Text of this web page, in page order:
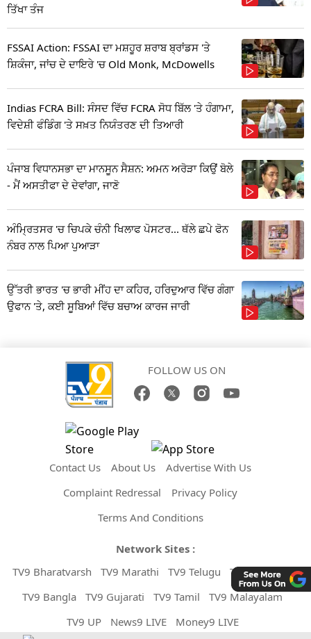
ਤਿੱਖਾ ਤੰਜ
FSSAI Action: FSSAI ਦਾ ਮਸ਼ਹੂਰ ਸ਼ਰਾਬ ਬ੍ਰਾਂਡਸ 'ਤੇ
ਸ਼ਿਕੰਜਾ, ਜਾਂਚ ਦੇ ਦਾਇਰੇ 'ਚ Old Monk, McDowells
Indias FCRA Bill: ਸੰਸਦ ਵਿੱਚ FCRA ਸੋਧ ਬਿੱਲ 'ਤੇ ਹੰਗਾਮਾ,
ਵਿਦੇਸ਼ੀ ਫੰਡਿੰਗ 'ਤੇ ਸਖ਼ਤ ਨਿਯੰਤਰਣ ਦੀ ਤਿਆਰੀ
ਪੰਜਾਬ ਵਿਧਾਨਸਭਾ ਦਾ ਮਾਨਸੂਨ ਸੈਸ਼ਨ: ਅਮਨ ਅਰੋੜਾ ਕਿਉਂ ਬੋਲੇ
- ਮੈਂ ਅਸਤੀਫਾ ਦੇ ਦੇਵਾਂਗਾ, ਜਾਣੋ
ਅੰਮ੍ਰਿਤਸਰ 'ਚ ਚਿਪਕੇ ਚੰਨੀ ਖਿਲਾਫ ਪੋਸਟਰ... ਥੱਲੇ ਛਪੇ ਫੋਨ
ਨੰਬਰ ਨਾਲ ਪਿਆ ਪੁਆੜਾ
ਉੱਤਰੀ ਭਾਰਤ 'ਚ ਭਾਰੀ ਮੀਂਹ ਦਾ ਕਹਿਰ, ਹਰਿਦੁਆਰ ਵਿੱਚ ਗੰਗਾ
ਉਫਾਨ 'ਤੇ, ਕਈ ਸੂਬਿਆਂ ਵਿੱਚ ਬਚਾਅ ਕਾਰਜ ਜਾਰੀ
FOLLOW US ON
Contact Us About Us
Advertise With Us
Complaint Redressal
Privacy Policy
Terms And Conditions
Network Sites :
TV9 Bharatvarsh
TV9 Marathi TV9 Telugu
TV9 Kannada
TV9 Bangla
TV9 Gujarati TV9 Tamil
TV9 Malayalam
TV9 UP
News9 LIVE Money9 LIVE